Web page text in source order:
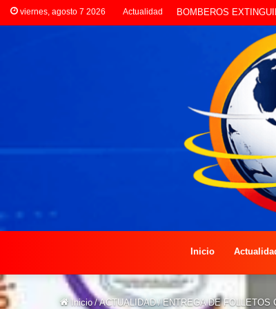
viernes, agosto 7 2026 Actualidad LA POLICÍA
Inicio
Inicio / ACTUALIDAD / ENTREGA DE FOLLETOS